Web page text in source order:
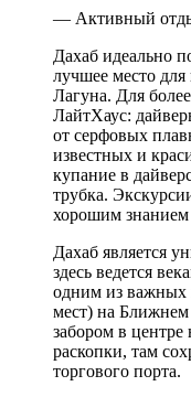
— Активный
Дахаб идеально
лучшее место
Лагуна. Для
ЛайтХаус:
от серфовых
известных и
купание в
трубка.
хорошим знанием
Дахаб является
здесь ведется
одним из важных
мест) на Ближнем
забором в центре
раскопки, там
торгового порта.